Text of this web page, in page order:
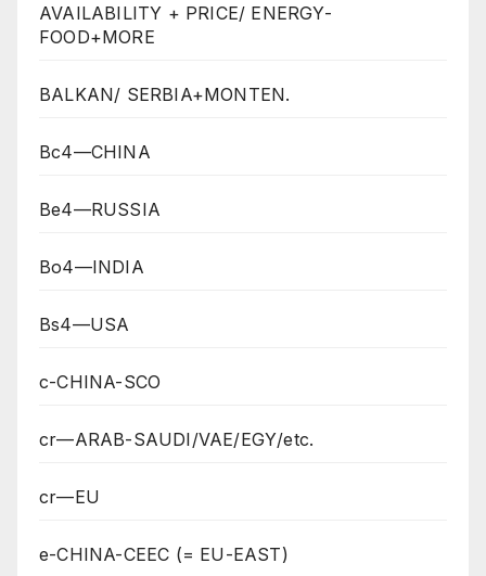
AVAILABILITY + PRICE/ ENERGY-
FOOD+MORE
BALKAN/ SERBIA+MONTEN.
Bc4—CHINA
Be4—RUSSIA
Bo4—INDIA
Bs4—USA
c-CHINA-SCO
cr—ARAB-SAUDI/VAE/EGY/etc.
cr—EU
e-CHINA-CEEC (= EU-EAST)